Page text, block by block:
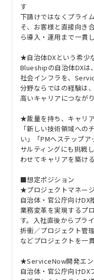
す
下請けではなくプライ
そ、お客様と直接向き
ら導入・運用まで一貫
★自治体DXという希少
Blueshipの自治体DXは
社会インフラを、
分野ならではの経験は
高いキャリアにつながり
★裁量を持ち、キャリ
「新しい技術領域への
い」「PMへステップ
サルティングにも挑戦
わせてキャリアを築け
■想定ポジション
★プロジェクトマネージ
自治体・官公庁向けDX
業務変革を実現するプ
す。入社直後からプラ
折衝／プロジェクト管
などプロジェクトを一
★ServiceNow開発エン
自治体・官公庁向け